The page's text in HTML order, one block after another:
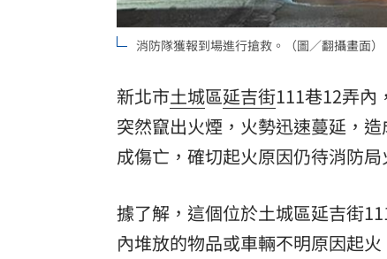
三立iNEWS新聞台線上直播 18:00
台彩父親節推新刮刮樂千萬頭獎超「爸
商場戰國來臨 台中「頂奢大道」逐漸
「拍片人的多重宇宙」職涯論壇9/12
理想混蛋號召粉絲跨海追星吃美食！
消防隊獲報到場進行搶救。（圖／翻攝畫面）
新北市土城區延吉街111巷12弄內
突然竄出火煙，火勢迅速蔓延，
成傷亡，確切起火原因仍待消防局
據了解，這個位於土城區延吉街
內堆放的物品或車輛不明原因起